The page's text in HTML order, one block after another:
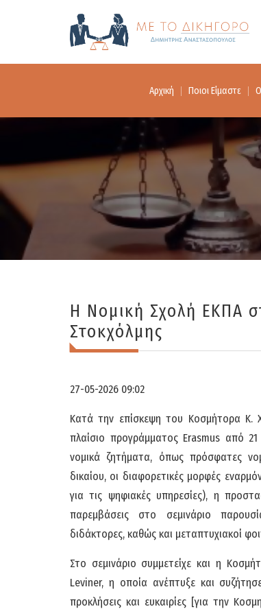
Αρχική Ποιοι Είμαστε
Η Νομική Σχολή ΕΚΠΑ
Στοκχόλμης
27-05-2026 09:02
Κατά την επίσκεψη του Κοσμήτορα Κ.
πλαίσιο προγράμματος Erasmus από 21
νομικά ζητήματα, όπως πρόσφατες
δικαίου, οι διαφορετικές μορφές
για τις ψηφιακές υπηρεσίες), η
παρεμβάσεις στο σεμινάριο
διδάκτορες, καθώς και μεταπτυχιακοί
Στο σεμινάριο συμμετείχε και η
Leviner, η οποία ανέπτυξε και
προκλήσεις και ευκαιρίες [για την